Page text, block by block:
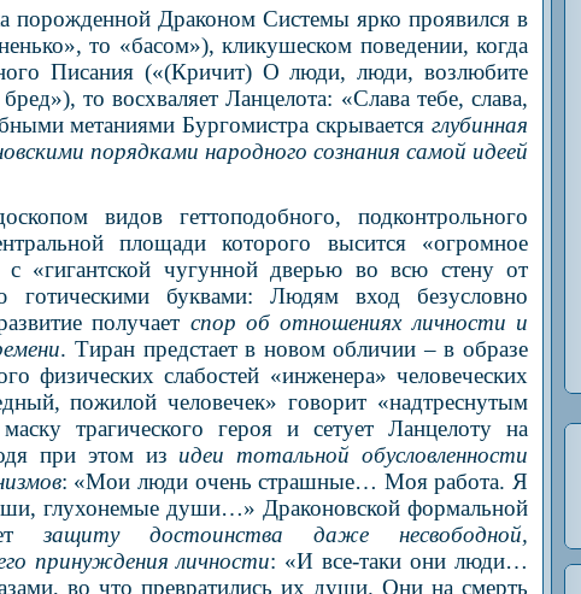
порожденной Драконом Системы ярко проявился в
то «басом»), кликушеском поведении, когда
Писания («(Кричит) О люди, люди, возлюбите
то восхваляет Ланцелота: «Слава тебе, слава,
метаниями Бургомистра скрывается глубинная
порядками народного сознания самой идеей
видов геттоподобного, подконтрольного
площади которого высится «огромное
с «гигантской чугунной дверью во всю стену от
буквами: Людям вход безусловно
получает спор об отношениях личности и
. Тиран предстает в новом обличии – в образе
физических слабостей «инженера» человеческих
пожилой человечек» говорит «надтреснутым
трагического героя и сетует Ланцелоту на
при этом из идеи тотальной обусловленности
: «Мои люди очень страшные… Моя работа. Я
глухонемые души…» Драконовской формальной
защиту достоинства даже несвободной,
принуждения личности: «И все-таки они люди…
во что превратились их души. Они на смерть